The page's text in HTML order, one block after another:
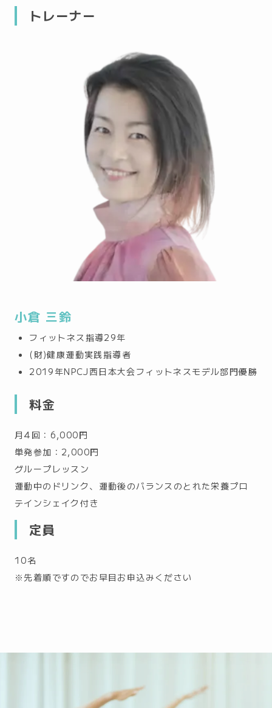
トレーナー
小倉 三鈴
フィットネス指導29年
(財)健康運動実践指導者
2019年NPCJ西日本大会フィットネスモデル部門優勝
料金
月4回：6,000円
単発参加：2,000円
グループレッスン
運動中のドリンク、運動後のバランスのとれた栄養プロ
テインシェイク付き
定員
10名
※先着順ですのでお早目お申込みください